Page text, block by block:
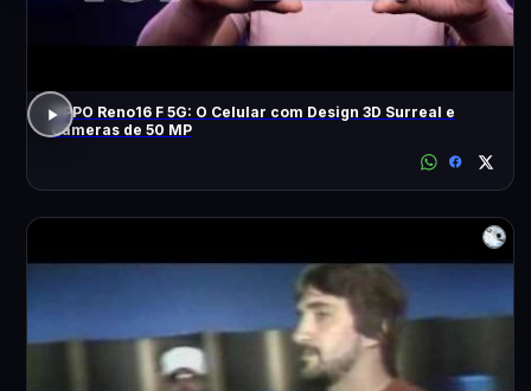
OPPO Reno16 F 5G: O Celular com Design 3D Surreal e
Câmeras de 50 MP